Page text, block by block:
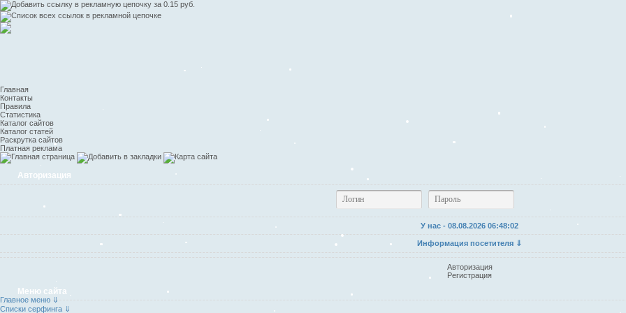
Главная
Контакты
Правила
Статистика
Каталог сайтов
Каталог статей
Раскрутка сайтов
Платная реклама
Авторизация
У нас - 08.08.2026 06:48:03
Информация посетителя ⇓
Авторизация
Регистрация
Меню сайта
Главное меню ⇓
Списки серфинга ⇓